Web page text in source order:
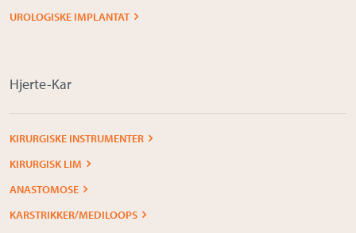
UROLOGISKE IMPLANTAT
Hjerte-Kar
KIRURGISKE INSTRUMENTER
KIRURGISK LIM
ANASTOMOSE
KARSTRIKKER/MEDILOOPS